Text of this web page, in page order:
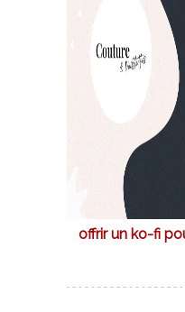
offrir un ko-fi